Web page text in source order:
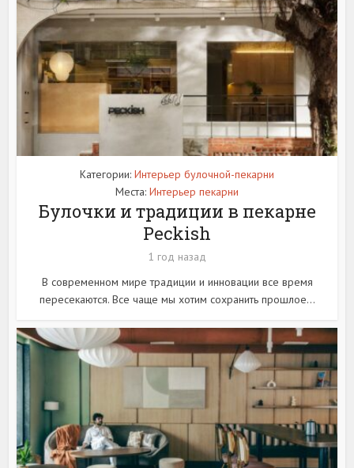
Категории: Интерьер булочной-пекарни
Места: Интерьер пекарни
Булочки и традиции в пекарне
Peckish
1 год назад
В современном мире традиции и инновации все время
пересекаются. Все чаще мы хотим сохранить прошлое...